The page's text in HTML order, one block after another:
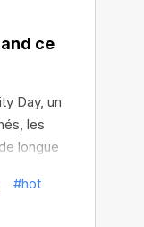
ce
Day, un
les
longue
#hot